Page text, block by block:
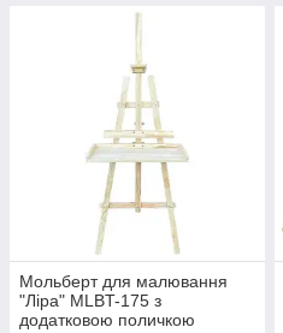
Мольберт для малювання
"Ліра" MLBT-175 з
додатковою поличкою